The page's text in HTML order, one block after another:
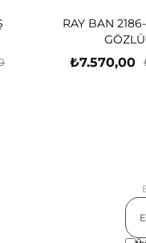
RAY BAN
₺7.570,00